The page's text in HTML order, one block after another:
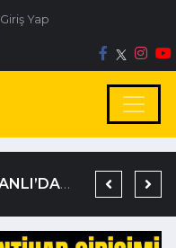
Giriş Yap
DAĞISTANLI’DAN, ÖZLÜ’NÜN OTOGAR KARARINA SERT TEPKİ